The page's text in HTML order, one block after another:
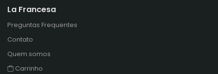
La Francesa
Preguntas Frequentes
Contato
Quem somos
Carrinho